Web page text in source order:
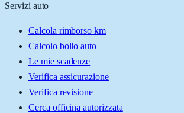
Servizi auto
Calcola rimborso km
Calcolo bollo auto
Le mie scadenze
Verifica assicurazione
Verifica revisione
Cerca officina autorizzata